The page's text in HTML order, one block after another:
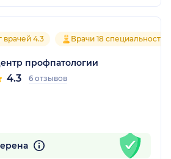
врачей 4.3 Врачи 18 специальностей
профпатологии
4.3 6 отзывов